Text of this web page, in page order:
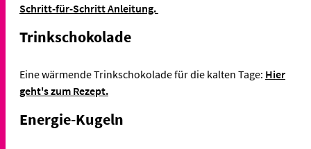
Schritt-für-Schritt Anleitung.
Trinkschokolade
Eine wärmende Trinkschokolade für die kalten Tage: Hier
geht's zum Rezept.
Energie-Kugeln